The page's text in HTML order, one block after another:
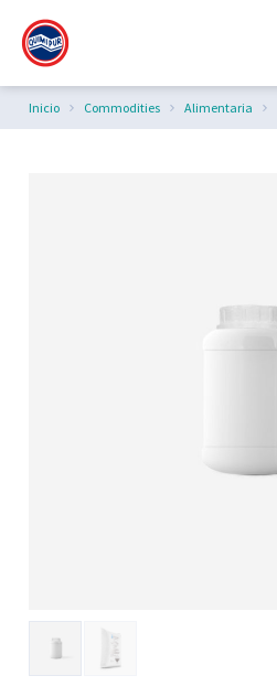
Estás aquí:
Inicio Commodities Alimentaria